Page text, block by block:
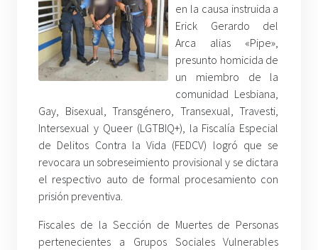
en la causa instruida a
Erick Gerardo del
Arca alias «Pipe»,
presunto homicida de
un miembro de la
comunidad Lesbiana,
Gay, Bisexual, Transgénero, Transexual, Travesti,
Intersexual y Queer (LGTBIQ+), la Fiscalía Especial
de Delitos Contra la Vida (FEDCV) logró que se
revocara un sobreseimiento provisional y se dictara
el respectivo auto de formal procesamiento con
prisión preventiva.
Fiscales de la Sección de Muertes de Personas
pertenecientes a Grupos Sociales Vulnerables